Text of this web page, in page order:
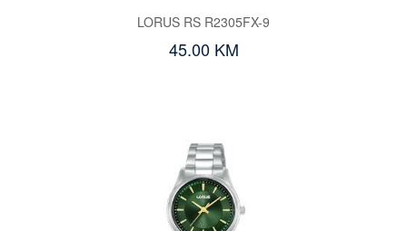
LORUS RS R2305FX-9
45.00 KM